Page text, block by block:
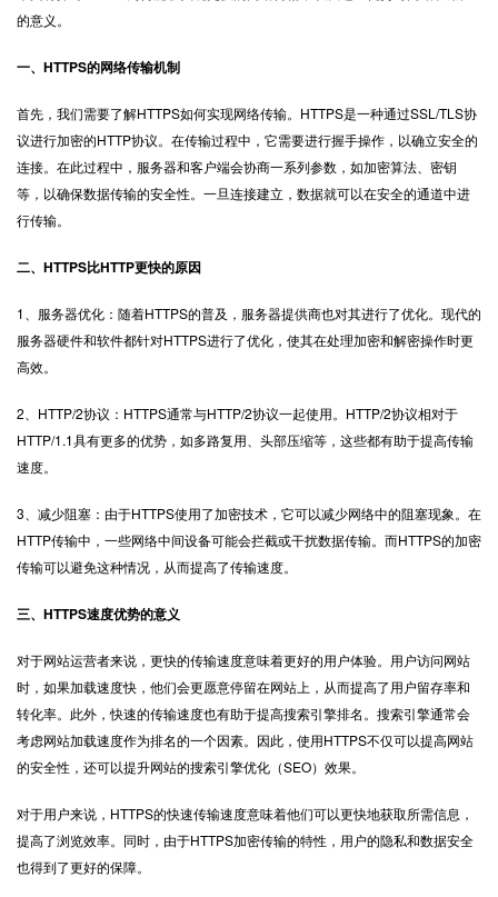
的意义。
一、HTTPS的网络传输机制
首先，我们需要了解HTTPS如何实现网络传输。HTTPS是一种通过SSL/TLS协
议进行加密的HTTP协议。在传输过程中，它需要进行握手操作，以确立安全的
连接。在此过程中，服务器和客户端会协商一系列参数，如加密算法、密钥
等，以确保数据传输的安全性。一旦连接建立，数据就可以在安全的通道中进
行传输。
二、HTTPS比HTTP更快的原因
1、服务器优化：随着HTTPS的普及，服务器提供商也对其进行了优化。现代的
服务器硬件和软件都针对HTTPS进行了优化，使其在处理加密和解密操作时更
高效。
2、HTTP/2协议：HTTPS通常与HTTP/2协议一起使用。HTTP/2协议相对于
HTTP/1.1具有更多的优势，如多路复用、头部压缩等，这些都有助于提高传输
速度。
3、减少阻塞：由于HTTPS使用了加密技术，它可以减少网络中的阻塞现象。在
HTTP传输中，一些网络中间设备可能会拦截或干扰数据传输。而HTTPS的加密
传输可以避免这种情况，从而提高了传输速度。
三、HTTPS速度优势的意义
对于网站运营者来说，更快的传输速度意味着更好的用户体验。用户访问网站
时，如果加载速度快，他们会更愿意停留在网站上，从而提高了用户留存率和
转化率。此外，快速的传输速度也有助于提高搜索引擎排名。搜索引擎通常会
考虑网站加载速度作为排名的一个因素。因此，使用HTTPS不仅可以提高网站
的安全性，还可以提升网站的搜索引擎优化（SEO）效果。
对于用户来说，HTTPS的快速传输速度意味着他们可以更快地获取所需信息，
提高了浏览效率。同时，由于HTTPS加密传输的特性，用户的隐私和数据安全
也得到了更好的保障。